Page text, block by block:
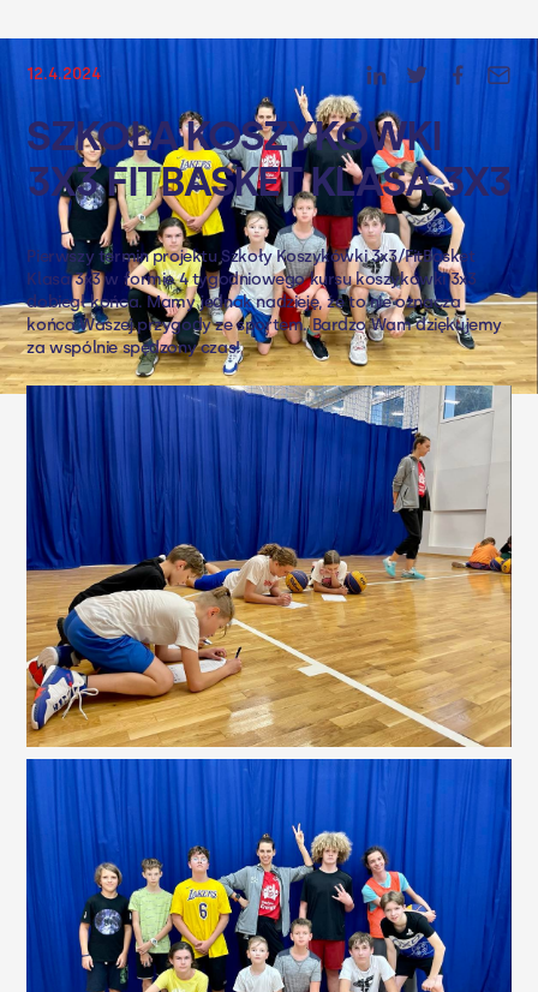
12.4.2024
SZKOŁA KOSZYKÓWKI
3X3 FITBASKET KLASA 3X3
Pierwszy termin projektu Szkoły Koszykówki 3x3/FitBasket
Klasa 3x3 w formie 4 tygodniowego kursu koszykówki 3x3
dobiegł końca. Mamy jednak nadzieję, że to nie oznacza
końca Waszej przygody ze sportem. Bardzo Wam dziękujemy
za wspólnie spędzony czas!